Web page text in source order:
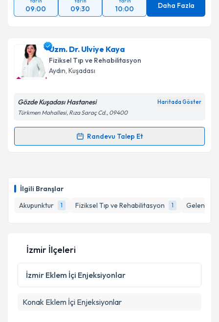
İlgili Branşlar
Akupunktur
1 Fiziksel Tıp ve Rehabilitasyon 1
09:00 09:30 10:00 Daha Fazla
Uzm. Dr. Ulviye Kaya
Fiziksel Tıp ve Rehabilitasyon
Aydın, Kuşadası
Gözde Kuşadası Hastanesi Haritada Göster
Türkmen Mahallesi, Rıza Saraç Cd., 09400
Randevu Talep Et
Randevu Takvimi Talebi
takvim hazırlandığında e-posta ile bilgilendireceğiz.
E-posta Adresiniz
Kişisel verilerimin işlenmesine ilişkinAydınlatma
Metni
'ni okudum ve kişisel verilerimin belirtilen
kapsamda işlenmesini kabul ediyorum.
İzmir İlçeleri
İzmir Eklem İçi Enjeksiyonlar
Konak Eklem İçi Enjeksiyonlar